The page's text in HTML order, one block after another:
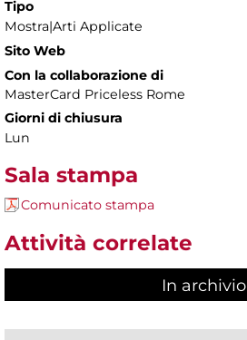
Tipo
Mostra|Arti Applicate
Sito Web
Con la collaborazione di
MasterCard Priceless Rome
Giorni di chiusura
Lun
Sala stampa
Comunicato stampa
Attività correlate
In archivio